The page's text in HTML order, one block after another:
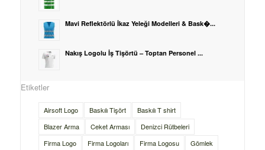
Mavi Reflektörlü İkaz Yeleği Modelleri & Bask�...
Nakış Logolu İş Tişörtü – Toptan Personel ...
Etiketler
Airsoft Logo Baskılı Tişört
Baskılı T shirt
Blazer Arma
Ceket Arması
Denizci Rütbeleri
Firma Logo
Firma Logoları Firma Logosu
Gömlek